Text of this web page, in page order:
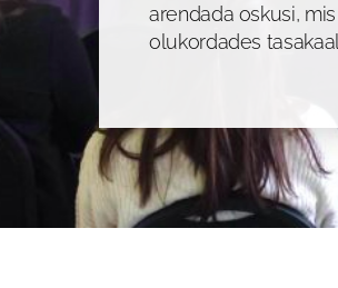
arendada oskusi,
olukordades